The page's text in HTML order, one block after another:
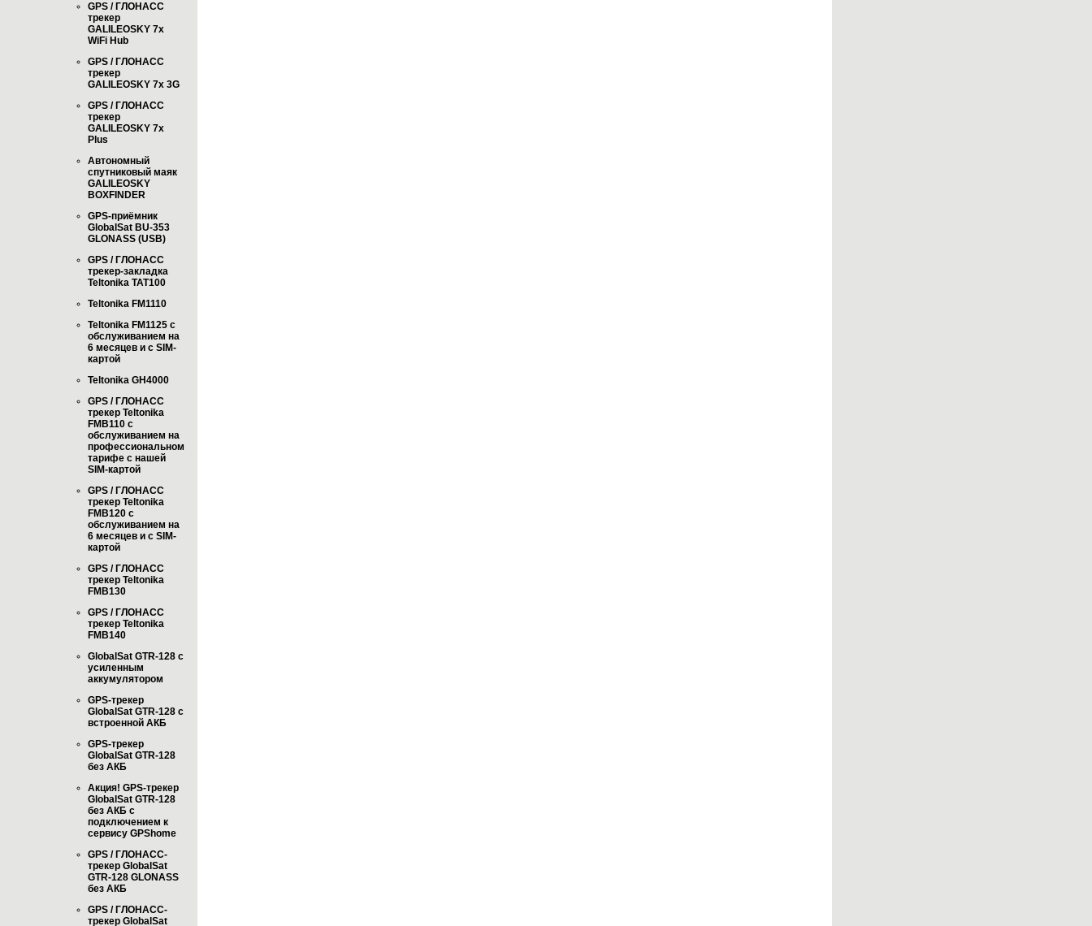
GPS / ГЛОНАСС
трекер
GALILEOSKY 7x
WiFi Hub
GPS / ГЛОНАСС
трекер
GALILEOSKY 7x 3G
GPS / ГЛОНАСС
трекер
GALILEOSKY 7x
Plus
Автономный
спутниковый маяк
GALILEOSKY
BOXFINDER
GPS-приёмник
GlobalSat BU-353
GLONASS (USB)
GPS / ГЛОНАСС
трекер-закладка
Teltonika TAT100
Teltonika FM1110
Teltonika FM1125 с
обслуживанием на
6 месяцев и с SIM-
картой
Teltonika GH4000
GPS / ГЛОНАСС
трекер Teltonika
FMB110 с
обслуживанием на
профессиональном
тарифе с нашей
SIM-картой
GPS / ГЛОНАСС
трекер Teltonika
FMB120 с
обслуживанием на
6 месяцев и с SIM-
картой
GPS / ГЛОНАСС
трекер Teltonika
FMB130
GPS / ГЛОНАСС
трекер Teltonika
FMB140
GlobalSat GTR-128 с
усиленным
аккумулятором
GPS-трекер
GlobalSat GTR-128 с
встроенной АКБ
GPS-трекер
GlobalSat GTR-128
без АКБ
Акция! GPS-трекер
GlobalSat GTR-128
без АКБ с
подключением к
сервису GPShome
GPS / ГЛОНАСС-
трекер GlobalSat
GTR-128 GLONASS
без АКБ
GPS / ГЛОНАСС-
трекер GlobalSat